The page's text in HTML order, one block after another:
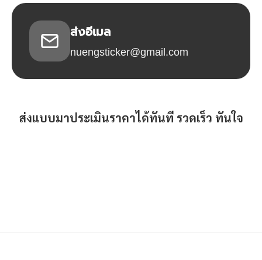
ส่งอีเมล
nuengsticker@gmail.com
ส่งแบบมาประเมินราคาได้ทันที รวดเร็ว ทันใจ